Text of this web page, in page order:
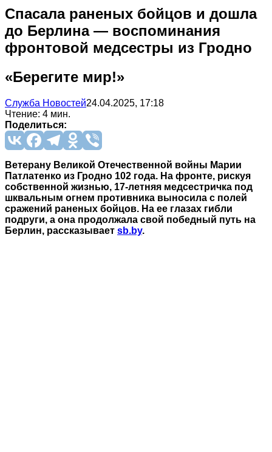
Спасала раненых бойцов и дошла
до Берлина — воспоминания
фронтовой медсестры из Гродно
«Берегите мир!»
Служба Новостей24.04.2025, 17:18
Чтение: 4 мин.
Поделиться:
Ветерану Великой Отечественной войны Марии
Патлатенко из Гродно 102 года. На фронте, рискуя
собственной жизнью, 17‑летняя медсестричка под
шквальным огнем противника выносила с полей
сражений раненых бойцов. На ее глазах гибли
подруги, а она продолжала свой победный путь на
Берлин, рассказывает sb.by.